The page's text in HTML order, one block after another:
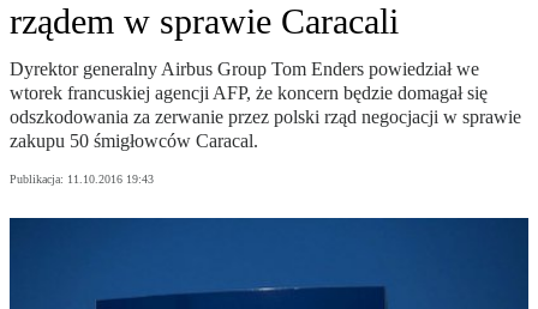
rządem w sprawie Caracali
Dyrektor generalny Airbus Group Tom Enders powiedział we
wtorek francuskiej agencji AFP, że koncern będzie domagał się
odszkodowania za zerwanie przez polski rząd negocjacji w sprawie
zakupu 50 śmigłowców Caracal.
Publikacja: 11.10.2016 19:43